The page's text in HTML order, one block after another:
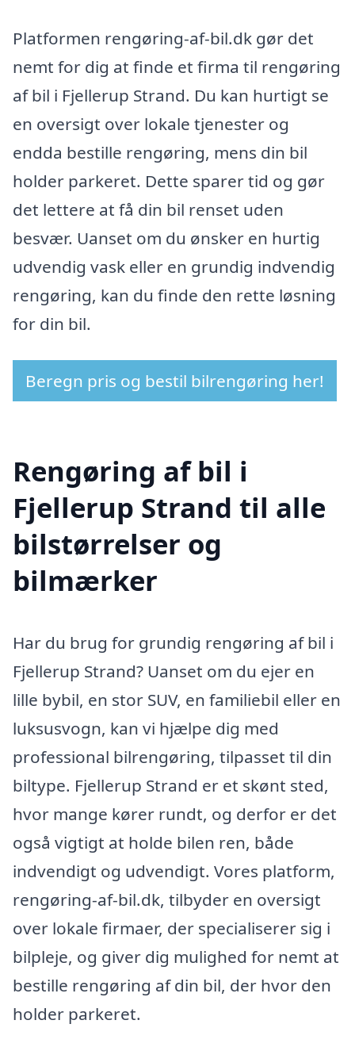
Platformen rengøring-af-bil.dk gør det
nemt for dig at finde et firma til rengøring
af bil i Fjellerup Strand. Du kan hurtigt se
en oversigt over lokale tjenester og
endda bestille rengøring, mens din bil
holder parkeret. Dette sparer tid og gør
det lettere at få din bil renset uden
besvær. Uanset om du ønsker en hurtig
udvendig vask eller en grundig indvendig
rengøring, kan du finde den rette løsning
for din bil.
Beregn pris og bestil bilrengøring her!
Rengøring af bil i
Fjellerup Strand til alle
bilstørrelser og
bilmærker
Har du brug for grundig rengøring af bil i
Fjellerup Strand? Uanset om du ejer en
lille bybil, en stor SUV, en familiebil eller en
luksusvogn, kan vi hjælpe dig med
professional bilrengøring, tilpasset til din
biltype. Fjellerup Strand er et skønt sted,
hvor mange kører rundt, og derfor er det
også vigtigt at holde bilen ren, både
indvendigt og udvendigt. Vores platform,
rengøring-af-bil.dk, tilbyder en oversigt
over lokale firmaer, der specialiserer sig i
bilpleje, og giver dig mulighed for nemt at
bestille rengøring af din bil, der hvor den
holder parkeret.